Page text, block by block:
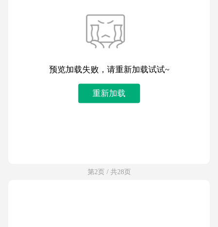
预览加载失败，请重新加载试试~
重新加载
第2页 / 共28页